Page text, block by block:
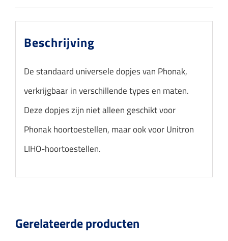
Beschrijving
De standaard universele dopjes van Phonak,
verkrijgbaar in verschillende types en maten.
Deze dopjes zijn niet alleen geschikt voor
Phonak hoortoestellen, maar ook voor Unitron
LIHO-hoortoestellen.
Gerelateerde producten